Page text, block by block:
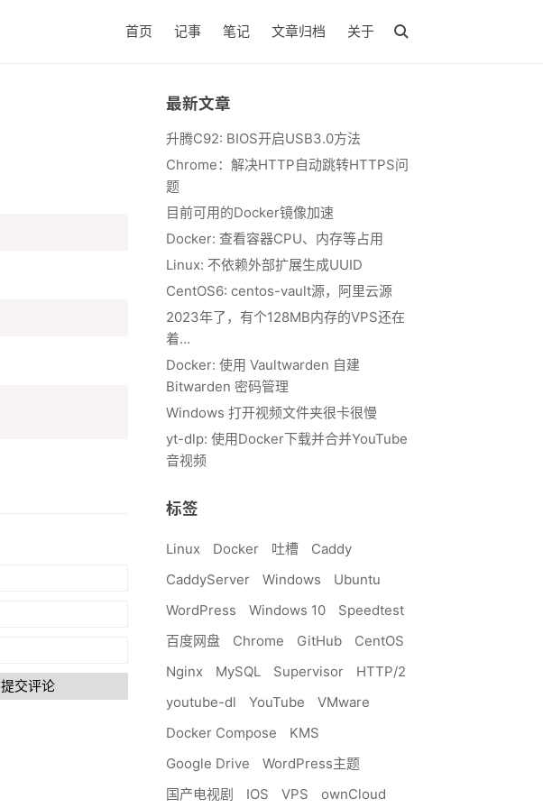
首页 记事 笔记 文章归档 关于
提交评论
最新文章
升腾C92: BIOS开启USB3.0方法
Chrome：解决HTTP自动跳转HTTPS问
题
目前可用的Docker镜像加速
Docker: 查看容器CPU、内存等占用
Linux: 不依赖外部扩展生成UUID
CentOS6: centos-vault源，阿里云源
2023年了，有个128MB内存的VPS还在
着…
Docker: 使用 Vaultwarden 自建
Bitwarden 密码管理
Windows 打开视频文件夹很卡很慢
yt-dlp: 使用Docker下载并合并YouTube
音视频
标签
Linux Docker 吐槽
Caddy
CaddyServer
Windows
Ubuntu
WordPress
Windows 10
Speedtest
百度网盘
Chrome GitHub
CentOS
Nginx
MySQL Supervisor
HTTP/2
youtube-dl
YouTube
VMware
Docker Compose
KMS
Google Drive
WordPress主题
国产电视剧
IOS VPS ownCloud